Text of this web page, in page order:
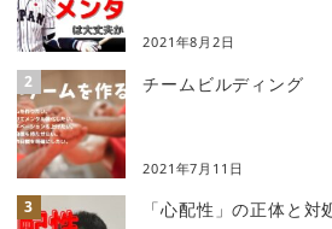
2021年8月2日
チームビルディング
2021年7月11日
「心配性」の正体と対